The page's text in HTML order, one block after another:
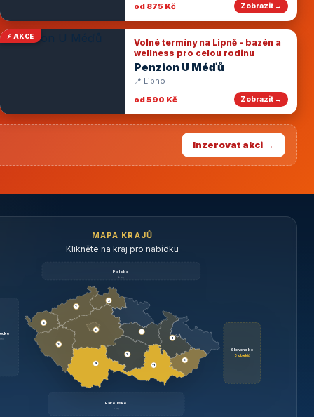
od 875 Kč
Zobrazit →
⚡ AKCE
Volné termíny na Lipně - bazén a
wellness pro celou rodinu
Penzion U Méďů
📍 Lipno
od 590 Kč
Zobrazit →
Inzerovat akci →
MAPA KRAJŮ
Klikněte na kraj pro nabídku
Polsko
brzy
Slovensko
6 objektů
Rakousko
brzy
3
9
3
3
3
3
1
2
11
1
6